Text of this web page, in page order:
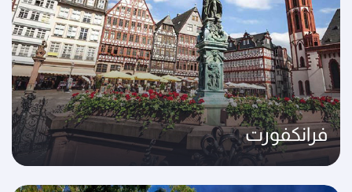
فرانكفورت